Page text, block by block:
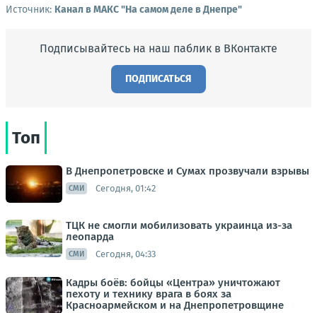
Источник: Канал в МАКС "На самом деле в Днепре"
Подписывайтесь на наш паблик в ВКонтакте
ПОДПИСАТЬСЯ
Топ
В Днепропетровске и Сумах прозвучали взрывы
СМИ Сегодня, 01:42
ТЦК не смогли мобилизовать украинца из-за
леопарда
СМИ Сегодня, 04:33
Кадры боёв: бойцы «Центра» уничтожают
пехоту и технику врага в боях за
Красноармейском и на Днепропетровщине